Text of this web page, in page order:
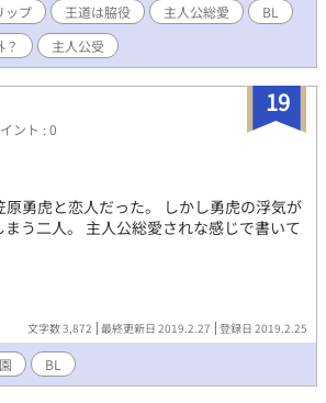
ップ 王道は脇役 主人公総愛
BL
？ 主人公受
19
ント : 0
勇虎と恋人だった。 しかし勇虎の浮気が
う二人。 主人公総愛されな感じで書いて
文字数 3,872 最終更新日 2019.2.27 登録日 2019.2.25
BL